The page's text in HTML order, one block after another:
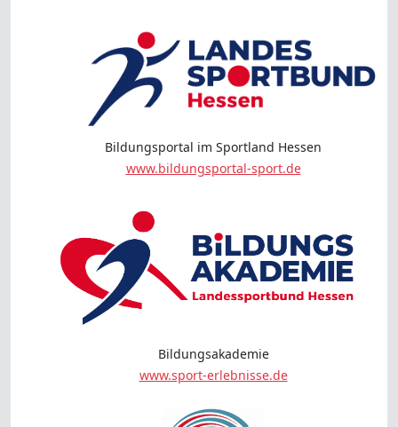
Bildungsportal im Sportland Hessen
www.bildungsportal-sport.de
Bildungsakademie
www.sport-erlebnisse.de